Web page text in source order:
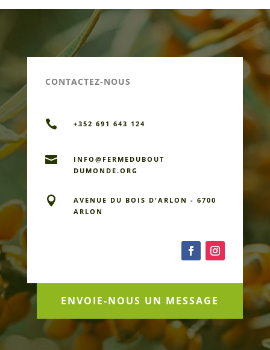
CONTACTEZ-NOUS
 +352 691 643 124

INFO@FERMEDU­BOUT
DUMONDE.ORG

AVENUE DU BOIS D'ARLON - 6700
ARLON
ENVOIE-NOUS UN MESSAGE